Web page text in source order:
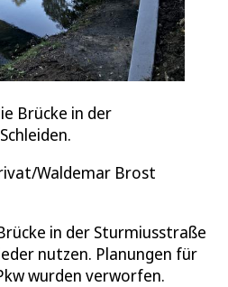
Brücke in der
Waldemar Brost
in der Sturmiusstraße
nutzen. Planungen für
wurden verworfen.